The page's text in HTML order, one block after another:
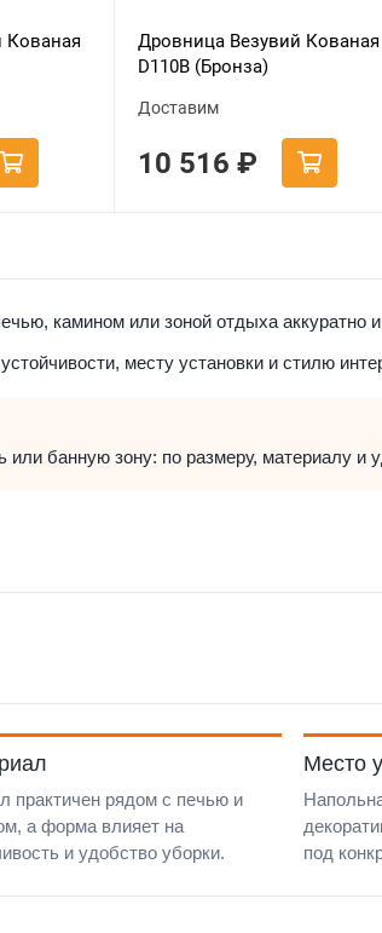
Кованая
Дровница Везувий Кованая
D110В (Бронза)
Доставим
10 516 ₽
камином или зоной отдыха аккуратно
месту установки и стилю
банную зону: по размеру, материалу и
практичен рядом с печью и
а форма влияет на
и удобство уборки.
Место
под